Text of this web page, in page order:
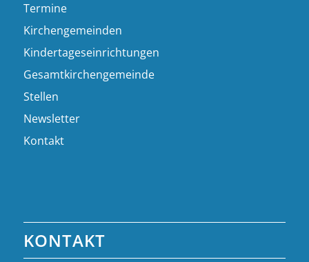
Termine
Kirchengemeinden
Kindertageseinrichtungen
Gesamtkirchengemeinde
Stellen
Newsletter
Kontakt
KONTAKT